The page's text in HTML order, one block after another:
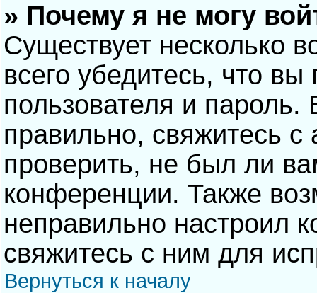
» Почему я не могу
Существует несколько
всего убедитесь, что
пользователя и
правильно, свяжитесь
проверить, не был ли
конференции. Также
неправильно настроил
свяжитесь с ним для
Вернуться к началу